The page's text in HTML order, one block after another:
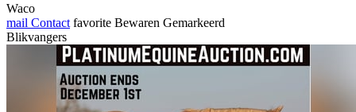
Waco
mail Contact favorite Bewaren Gemarkeerd
Blikvangers